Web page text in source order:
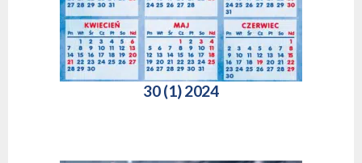
30 (1) 2024